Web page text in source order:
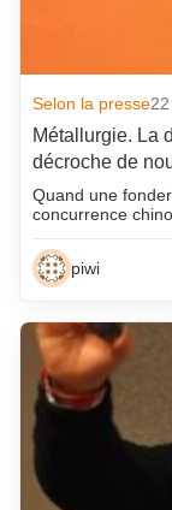
Selon la presse
Métallurgie. La
décroche de
Quand une
concurrence
piwi